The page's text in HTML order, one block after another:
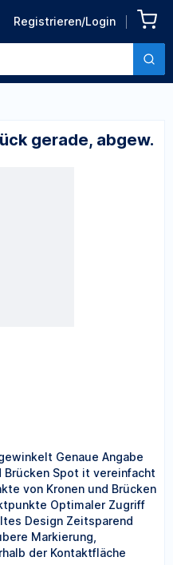
Registrieren/Login
Zurück zu den Produktdetails
gerade, abgew.
Genaue Angabe
Brücken Spot it vereinfacht
von Kronen und Brücken
Optimaler Zugriff
Design Zeitsparend
Markierung,
der Kontaktfläche